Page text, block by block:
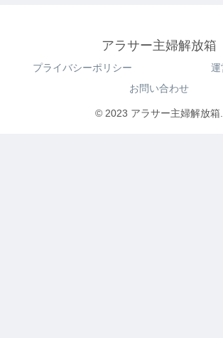
アラサー主婦解放箱
プライバシーポリシー
運
お問い合わせ
© 2023 アラサー主婦解放箱.